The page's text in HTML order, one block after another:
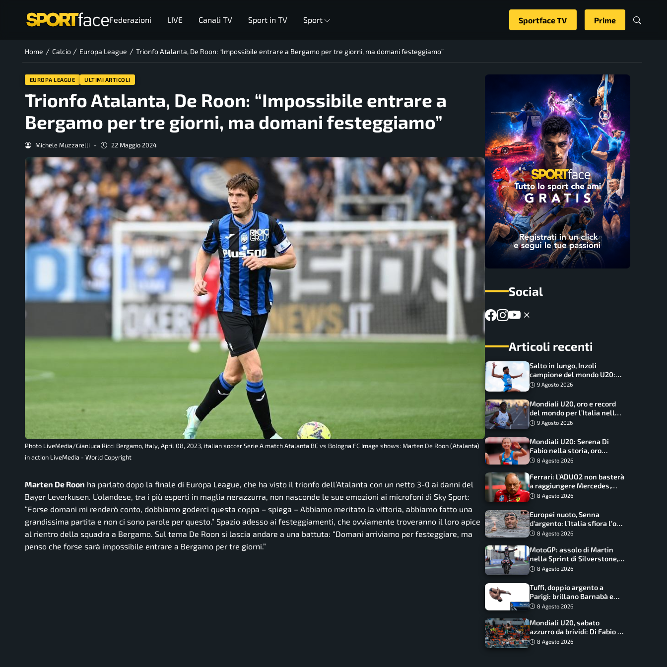
Federazioni LIVE Canali TV Sport in TV Sport Sportface TV Prime
Home / Calcio / Europa League / Trionfo Atalanta, De Roon: “Impossibile entrare a Bergamo per tre giorni, ma domani festeggiamo”
EUROPA LEAGUE ULTIMI ARTICOLI
Trionfo Atalanta, De Roon: “Impossibile entrare a
Bergamo per tre giorni, ma domani festeggiamo”
Michele Muzzarelli - 22 Maggio 2024
Photo LiveMedia/Gianluca Ricci Bergamo, Italy, April 08, 2023, italian soccer Serie A match Atalanta BC vs Bologna FC Image shows: Marten De Roon (Atalanta)
in action LiveMedia - World Copyright
Marten De Roon ha parlato dopo la finale di Europa League, che ha visto il trionfo dell’Atalanta con un netto 3-0 ai danni del
Bayer Leverkusen. L’olandese, tra i più esperti in maglia nerazzurra, non nasconde le sue emozioni ai microfoni di Sky Sport:
“Forse domani mi renderò conto, dobbiamo goderci questa coppa – spiega – Abbiamo meritato la vittoria, abbiamo fatto una
grandissima partita e non ci sono parole per questo.” Spazio adesso ai festeggiamenti, che ovviamente troveranno il loro apice
al rientro della squadra a Bergamo. Sul tema De Roon si lascia andare a una battuta: “Domani arriviamo per festeggiare, ma
penso che forse sarà impossibile entrare a Bergamo per tre giorni.”
Social
Articoli recenti
Salto in lungo, Inzoli
campione del mondo U20:
basta un centimetro
9 Agosto 2026
Mondiali U20, oro e record
del mondo per l’Italia nella
4×100 mista: Doualla
9 Agosto 2026
Mondiali U20: Serena Di
Fabio nella storia, oro
dominio totale nei 5000 di
8 Agosto 2026
Ferrari: l’ADUO2 non basterà
a raggiungere Mercedes,
novità per la Macarena
8 Agosto 2026
Europei nuoto, Senna
d’argento: l’Italia sfiora l’oro
nella staffetta, Paltrinieri
8 Agosto 2026
MotoGP: assolo di Martin
nella Sprint di Silverstone,
trionfo totale Aprilia
8 Agosto 2026
Tuffi, doppio argento a
Parigi: brillano Barnabà e
Cosetti
8 Agosto 2026
Mondiali U20, sabato
azzurro da brividi: Di Fabio e
Inzoli sognano le medaglie,
8 Agosto 2026